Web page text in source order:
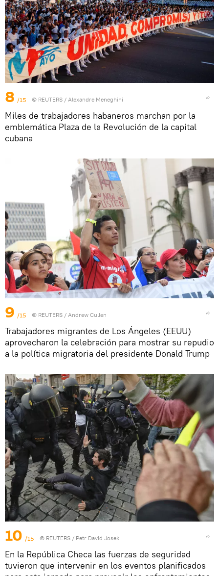
8 /15 © REUTERS / Alexandre Meneghini
Miles de trabajadores habaneros marchan por la
emblemática Plaza de la Revolución de la capital
cubana
9 /15 © REUTERS / Andrew Cullen
Trabajadores migrantes de Los Ángeles (EEUU)
aprovecharon la celebración para mostrar su repudio
a la política migratoria del presidente Donald Trump
10 /15 © REUTERS / Petr David Josek
En la República Checa las fuerzas de seguridad
tuvieron que intervenir en los eventos planificados